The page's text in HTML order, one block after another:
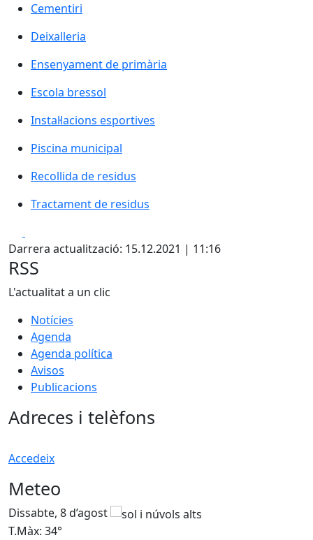
Cementiri
Deixalleria
Ensenyament de primària
Escola bressol
Instal·lacions esportives
Piscina municipal
Recollida de residus
Tractament de residus
Darrera actualització: 15.12.2021 | 11:16
RSS
L'actualitat a un clic
Notícies
Agenda
Agenda política
Avisos
Publicacions
Adreces i telèfons
Accedeix
Meteo
Dissabte, 8 d’agost
T.Màx: 34°